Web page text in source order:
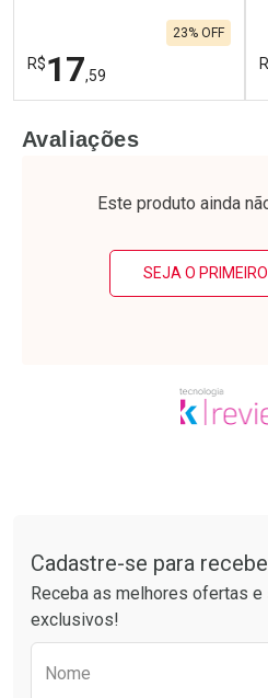
Por R$ 141,99/cada
R$17,59
23% OFF
Laboratório
Por R$ 17,59/cada
Por Menos
Avaliações
Este produto ainda
SEJA O
Cadastre-se para
Receba as melhores ofertas
exclusivos!
Nome